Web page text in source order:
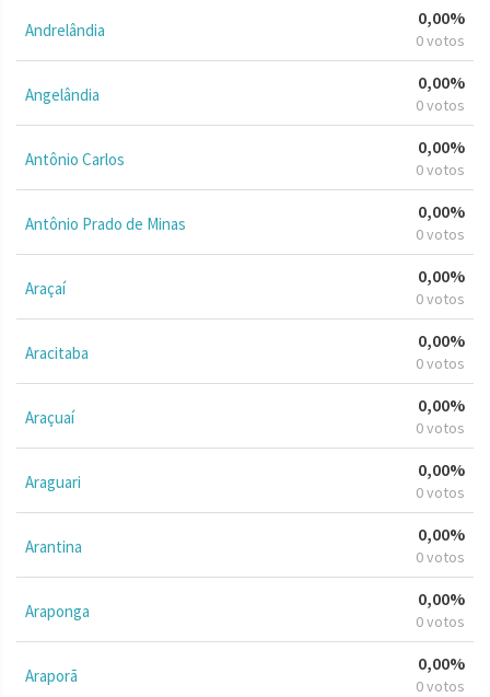
Andrelândia
0,00%
0 votos
Angelândia
0,00%
0 votos
Antônio Carlos
0,00%
0 votos
Antônio Prado de Minas
0,00%
0 votos
Araçaí
0,00%
0 votos
Aracitaba
0,00%
0 votos
Araçuaí
0,00%
0 votos
Araguari
0,00%
0 votos
Arantina
0,00%
0 votos
Araponga
0,00%
0 votos
Araporã
0,00%
0 votos